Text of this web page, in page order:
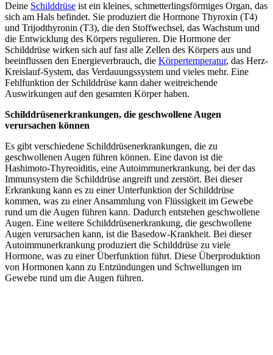
Deine Schilddrüse ist ein kleines, schmetterlingsförmiges Organ, das
sich am Hals befindet. Sie produziert die Hormone Thyroxin (T4)
und Trijodthyronin (T3), die den Stoffwechsel, das Wachstum und
die Entwicklung des Körpers regulieren. Die Hormone der
Schilddrüse wirken sich auf fast alle Zellen des Körpers aus und
beeinflussen den Energieverbrauch, die Körpertemperatur, das Herz-
Kreislauf-System, das Verdauungssystem und vieles mehr. Eine
Fehlfunktion der Schilddrüse kann daher weitreichende
Auswirkungen auf den gesamten Körper haben.
Schilddrüsenerkrankungen, die geschwollene Augen
verursachen können
Es gibt verschiedene Schilddrüsenerkrankungen, die zu
geschwollenen Augen führen können. Eine davon ist die
Hashimoto-Thyreoiditis, eine Autoimmunerkrankung, bei der das
Immunsystem die Schilddrüse angreift und zerstört. Bei dieser
Erkrankung kann es zu einer Unterfunktion der Schilddrüse
kommen, was zu einer Ansammlung von Flüssigkeit im Gewebe
rund um die Augen führen kann. Dadurch entstehen geschwollene
Augen. Eine weitere Schilddrüsenerkrankung, die geschwollene
Augen verursachen kann, ist die Basedow-Krankheit. Bei dieser
Autoimmunerkrankung produziert die Schilddrüse zu viele
Hormone, was zu einer Überfunktion führt. Diese Überproduktion
von Hormonen kann zu Entzündungen und Schwellungen im
Gewebe rund um die Augen führen.